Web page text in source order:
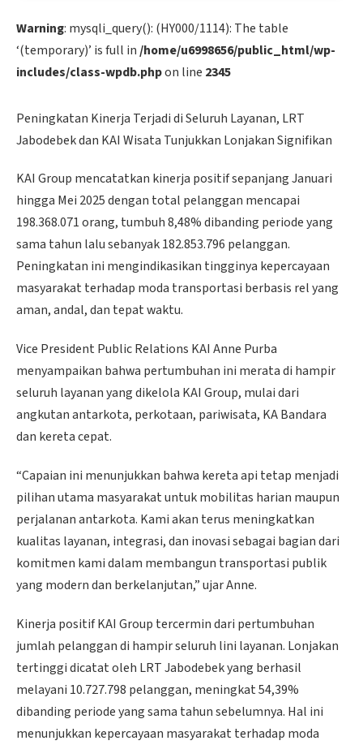
Warning: mysqli_query(): (HY000/1114): The table
‘(temporary)’ is full in/home/u6998656/public_html/wp-
includes/class-wpdb.phpon line 2345
Peningkatan Kinerja Terjadi di Seluruh Layanan, LRT
Jabodebek dan KAI Wisata Tunjukkan Lonjakan Signifikan
KAI Group mencatatkan kinerja positif sepanjang Januari
hingga Mei 2025 dengan total pelanggan mencapai
198.368.071 orang, tumbuh 8,48% dibanding periode yang
sama tahun lalu sebanyak 182.853.796 pelanggan.
Peningkatan ini mengindikasikan tingginya kepercayaan
masyarakat terhadap moda transportasi berbasis rel yang
aman, andal, dan tepat waktu.
Vice President Public Relations KAI Anne Purba
menyampaikan bahwa pertumbuhan ini merata di hampir
seluruh layanan yang dikelola KAI Group, mulai dari
angkutan antarkota, perkotaan, pariwisata, KA Bandara
dan kereta cepat.
“Capaian ini menunjukkan bahwa kereta api tetap menjadi
pilihan utama masyarakat untuk mobilitas harian maupun
perjalanan antarkota. Kami akan terus meningkatkan
kualitas layanan, integrasi, dan inovasi sebagai bagian dari
komitmen kami dalam membangun transportasi publik
yang modern dan berkelanjutan,” ujar Anne.
Kinerja positif KAI Group tercermin dari pertumbuhan
jumlah pelanggan di hampir seluruh lini layanan. Lonjakan
tertinggi dicatat oleh LRT Jabodebek yang berhasil
melayani 10.727.798 pelanggan, meningkat 54,39%
dibanding periode yang sama tahun sebelumnya. Hal ini
menunjukkan kepercayaan masyarakat terhadap moda